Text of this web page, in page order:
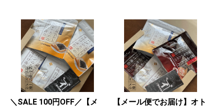
＼SALE 100円OFF／【メ
【メール便でお届け】オト